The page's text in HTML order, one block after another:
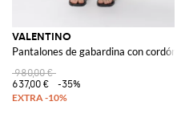
VALENTINO
Pantalones de gabardina con cordón
980,00 €
637,00 €
-35%